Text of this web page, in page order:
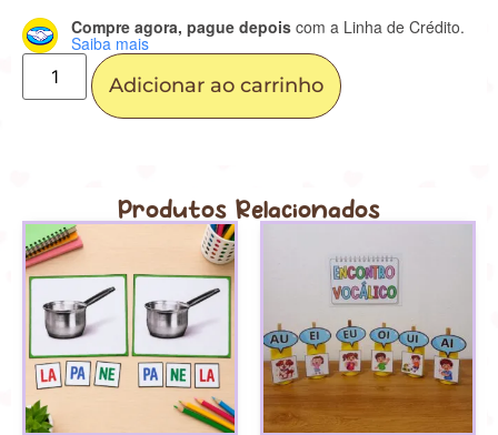
Compre agora, pague depois com a Linha de Crédito.
Saiba mais
Adicionar ao carrinho
Produtos Relacionados